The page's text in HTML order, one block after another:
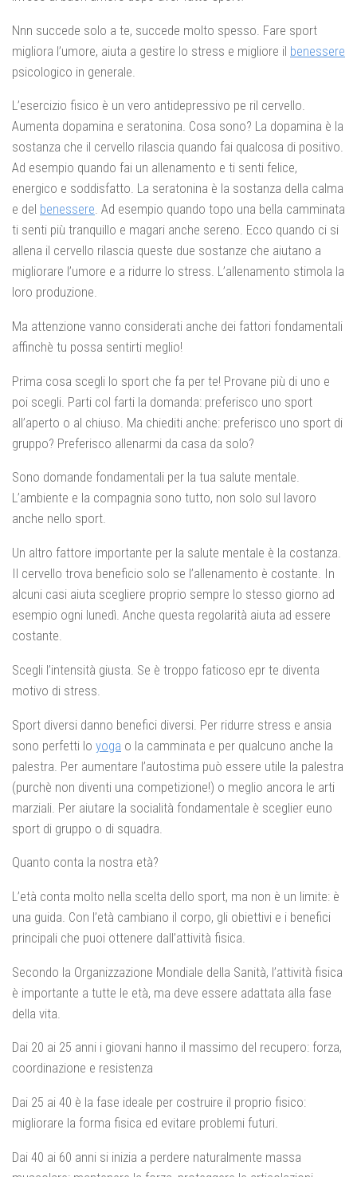
Nnn succede solo a te, succede molto spesso. Fare sport
migliora l’umore, aiuta a gestire lo stress e migliore il benessere
psicologico in generale.
L’esercizio fisico è un vero antidepressivo pe ril cervello.
Aumenta dopamina e seratonina. Cosa sono? La dopamina è la
sostanza che il cervello rilascia quando fai qualcosa di positivo.
Ad esempio quando fai un allenamento e ti senti felice,
energico e soddisfatto. La seratonina è la sostanza della calma
e del benessere. Ad esempio quando topo una bella camminata
ti senti più tranquillo e magari anche sereno. Ecco quando ci si
allena il cervello rilascia queste due sostanze che aiutano a
migliorare l’umore e a ridurre lo stress. L’allenamento stimola la
loro produzione.
Ma attenzione vanno considerati anche dei fattori fondamentali
affinchè tu possa sentirti meglio!
Prima cosa scegli lo sport che fa per te! Provane più di uno e
poi scegli. Parti col farti la domanda: preferisco uno sport
all’aperto o al chiuso. Ma chiediti anche: preferisco uno sport di
gruppo? Preferisco allenarmi da casa da solo?
Sono domande fondamentali per la tua salute mentale.
L’ambiente e la compagnia sono tutto, non solo sul lavoro
anche nello sport.
Un altro fattore importante per la salute mentale è la costanza.
Il cervello trova beneficio solo se l’allenamento è costante. In
alcuni casi aiuta scegliere proprio sempre lo stesso giorno ad
esempio ogni lunedì. Anche questa regolarità aiuta ad essere
costante.
Scegli l’intensità giusta. Se è troppo faticoso epr te diventa
motivo di stress.
Sport diversi danno benefici diversi. Per ridurre stress e ansia
sono perfetti lo yoga o la camminata e per qualcuno anche la
palestra. Per aumentare l’autostima può essere utile la palestra
(purchè non diventi una competizione!) o meglio ancora le arti
marziali. Per aiutare la socialità fondamentale è sceglier euno
sport di gruppo o di squadra.
Quanto conta la nostra età?
L’età conta molto nella scelta dello sport, ma non è un limite: è
una guida. Con l’età cambiano il corpo, gli obiettivi e i benefici
principali che puoi ottenere dall’attività fisica.
Secondo la Organizzazione Mondiale della Sanità, l’attività fisica
è importante a tutte le età, ma deve essere adattata alla fase
della vita.
Dai 20 ai 25 anni i giovani hanno il massimo del recupero: forza,
coordinazione e resistenza
Dai 25 ai 40 è la fase ideale per costruire il proprio fisico:
migliorare la forma fisica ed evitare problemi futuri.
Dai 40 ai 60 anni si inizia a perdere naturalmente massa